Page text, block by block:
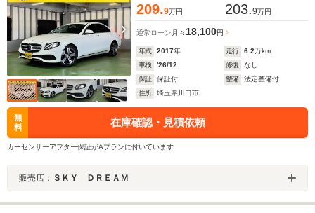
209.9万円 203.9万円
通常ローン 月々 18,100円
年式 2017年 走行 6.2万km
車検
'26/12 修復
なし
保証
保証付 整備
法定整備付
住所
埼玉県川口市
無
料
在庫確認・見積依頼
カーセンサーアフター保証がAプランに付いています
販売店： ＳＫＹ ＤＲＥＡＭ